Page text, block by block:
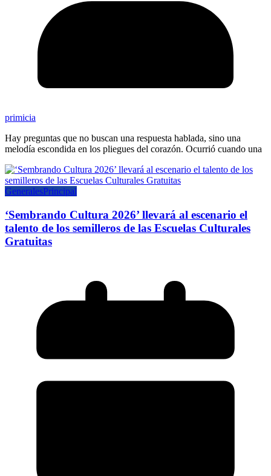
primicia
Hay preguntas que no buscan una respuesta hablada, sino una
melodía escondida en los pliegues del corazón. Ocurrió cuando una
GeneralesPrincipal
‘Sembrando Cultura 2026’ llevará al escenario el
talento de los semilleros de las Escuelas Culturales
Gratuitas